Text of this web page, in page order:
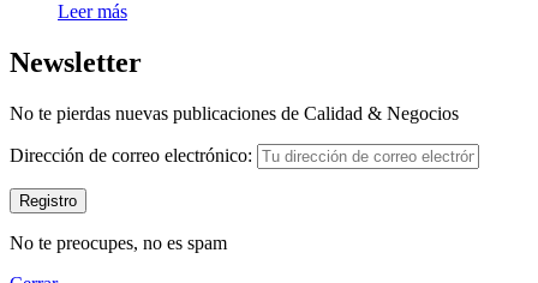
Leer más
Newsletter
No te pierdas nuevas publicaciones de Calidad & Negocios
Dirección de correo electrónico:
No te preocupes, no es spam